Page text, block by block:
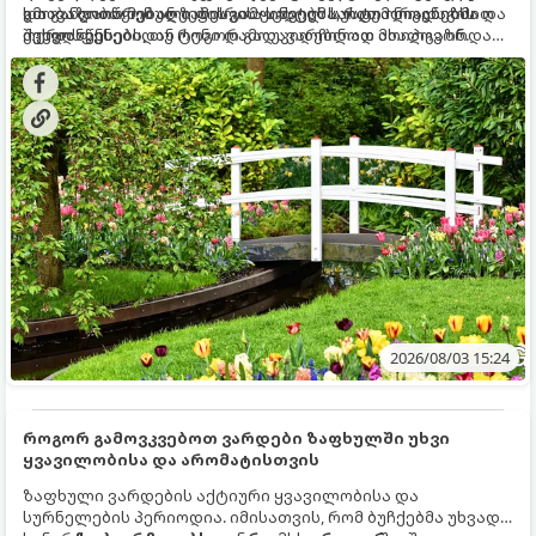
და განვითარებული ფესვთა სისტემა, რათა ნიადაგის
ქვედა ფენებიდან ტენი დამოუკიდებლად მოიპოვონ.
ხმობა დაიწყონ ან ზამთრის ყინვებს სუსტი ორგანიზმით
შეხვდნენ.
გთავაზობთ მებაღეების გამოცდილ საიდუმლოებებსა და
ოქროს წესებს, თუ როგორ გადავარჩინოთ ახალგაზრდა
ხეები ზაფხულის სიცხეში:
2026/08/03 15:24
როგორ გამოვკვებოთ ვარდები ზაფხულში უხვი
ყვავილობისა და არომატისთვის
ზაფხული ვარდების აქტიური ყვავილობისა და
სურნელების პერიოდია. იმისათვის, რომ ბუჩქებმა უხვად,